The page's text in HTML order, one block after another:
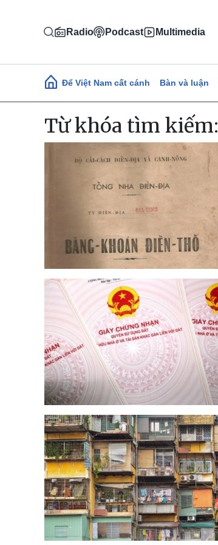
Radio Podcast Multimedia
Main navigation
Để Việt Nam cất cánh Bàn và luận
Từ khóa tìm kiếm: